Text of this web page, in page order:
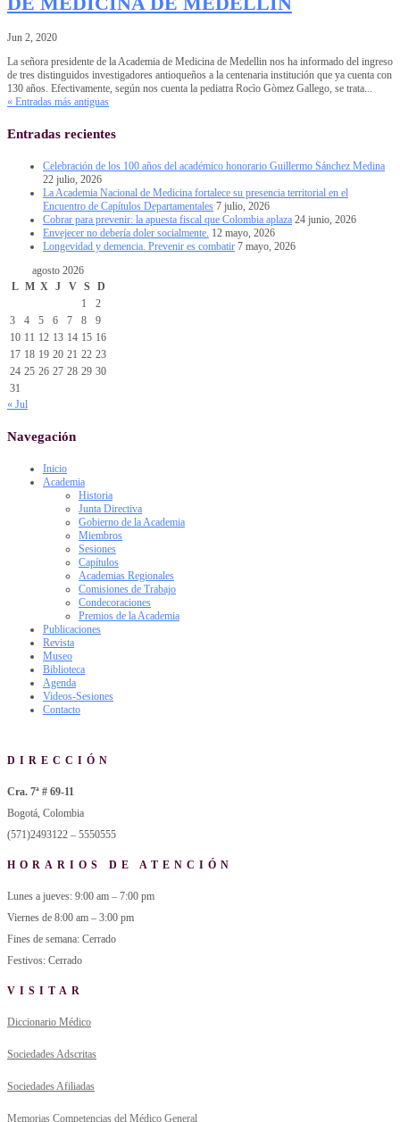
Jun 2, 2020
La señora presidente de la Academia de Medicina de Medellin nos ha informado del ingreso
de tres distinguidos investigadores antioqueños a la centenaria institución que ya cuenta con
130 años. Efectivamente, según nos cuenta la pediatra Rocìo Gòmez Gallego, se trata...
« Entradas más antiguas
Entradas recientes
Celebración de los 100 años del académico honorario Guillermo Sánchez Medina
22 julio, 2026
La Academia Nacional de Medicina fortalece su presencia territorial en el
Encuentro de Capítulos Departamentales 7 julio, 2026
Cobrar para prevenir: la apuesta fiscal que Colombia aplaza 24 junio, 2026
Envejecer no debería doler socialmente. 12 mayo, 2026
Longevidad y demencia. Prevenir es combatir 7 mayo, 2026
agosto 2026
L M X J V S
D
1
2
3
4 5 6 7 8
9
10 11 12 13 14 15 16
17 18 19 20 21 22 23
24 25 26 27 28 29 30
31
« Jul
Navegación
Inicio
Academia
Historia
Junta Directiva
Gobierno de la Academia
Miembros
Sesiones
Capítulos
Academias Regionales
Comisiones de Trabajo
Condecoraciones
Premios de la Academia
Publicaciones
Revista
Museo
Biblioteca
Agenda
Videos-Sesiones
Contacto
DIRECCIÓN
Cra. 7ª # 69-11
Bogotá, Colombia
(571)2493122 – 5550555
HORARIOS DE ATENCIÓN
Lunes a jueves: 9:00 am – 7:00 pm
Viernes de 8:00 am – 3:00 pm
Fines de semana: Cerrado
Festivos: Cerrado
VISITAR
Diccionario Médico
Sociedades Adscritas
Sociedades Afiliadas
Memorias Competencias del Médico General